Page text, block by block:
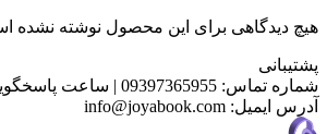
هیچ دیدگاهی برای این محصول نوشته نشده
پشتیبانی
شماره تماس: 09397365955
| ساعت پاسخگویی
آدرس ایمیل: info@joyabook.com